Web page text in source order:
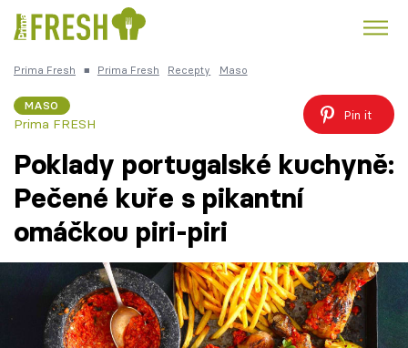
Česká kuchyně
Témata
Recepty
Články
Prima Fresh ■ Prima Fresh Recepty Maso
MASO
Prima FRESH
Pin it
Poklady portugalské kuchyně:
Pečené kuře s pikantní
omáčkou piri-piri